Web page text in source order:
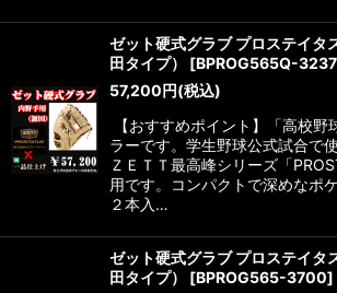
ゼット硬式グラブ プロステイ
田タイプ）
[BPROG565Q-3237
57,200円(税込)
【おすすめポイント】「高校野
ラーです。学生野球公式試合で
ＺＥＴＴ最高峰シリーズ「
用です。コンパクトで深めなポ
２本入…
ゼット硬式グラブ プロステイ
田タイプ）
[BPROG565-3700]